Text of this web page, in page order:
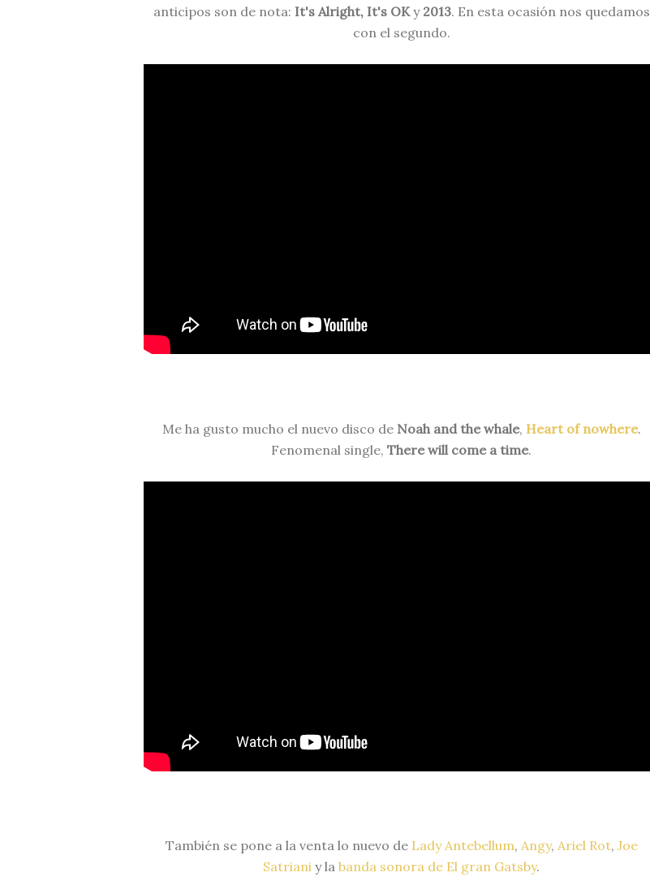
anticipos son de nota: It's Alright, It's OKy 2013. En esta ocasión nos quedamos
con el segundo.
Me ha gusto mucho el nuevo disco de Noah and the whale, Heart of nowhere.
Fenomenal single, There will come a time.
También se pone a la venta lo nuevo de Lady Antebellum, Angy, Ariel Rot, Joe
Satriani y la banda sonora de El gran Gatsby.